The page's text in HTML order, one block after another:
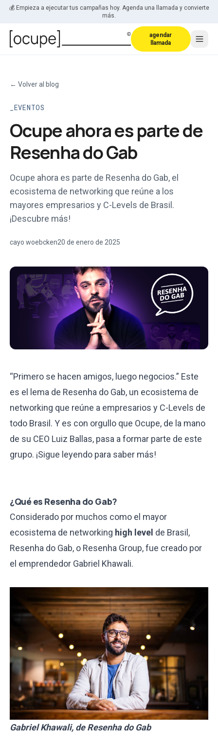
Saltar al contenido
💰 Empieza a ejecutar tus campañas hoy. Agenda una llamada y convierte
más.
agendar
llamada
← Volver al blog
EVENTOS
Ocupe ahora es parte de
Resenha do Gab
Ocupe ahora es parte de Resenha do Gab, el
ecosistema de networking que reúne a los
mayores empresarios y C-Levels de Brasil.
¡Descubre más!
cayo woebcken20 de enero de 2025
“Primero se hacen amigos, luego negocios.” Este
es el lema de Resenha do Gab, un ecosistema de
networking que reúne a empresarios y C-Levels de
todo Brasil. Y es con orgullo que Ocupe, de la mano
de su CEO Luiz Ballas, pasa a formar parte de este
grupo. ¡Sigue leyendo para saber más!
¿Qué es Resenha do Gab?
Considerado por muchos como el mayor
ecosistema de networking high level de Brasil,
Resenha do Gab, o Resenha Group, fue creado por
el emprendedor Gabriel Khawali.
Gabriel Khawali, de Resenha do Gab